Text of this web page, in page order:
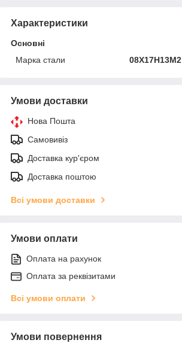
Характеристики
Основні
Марка стали
08Х17Н13М2
Умови доставки
Нова Пошта
Самовивіз
Доставка кур'єром
Доставка поштою
Всі умови доставки
Умови оплати
Оплата на рахунок
Оплата за реквізитами
Всі умови оплати
Умови повернення